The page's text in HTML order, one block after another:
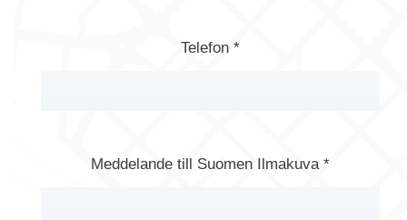
Telefon *
Meddelande till Suomen Ilmakuva *